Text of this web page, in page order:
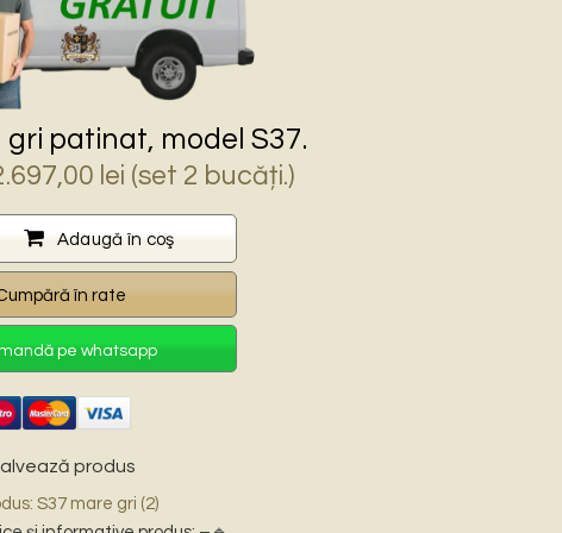
patinat, model S37.
lei.
leiPrețul
este:
2.697,00 lei.
(set 2 bucăți.)
Adaugă în coş
pe whatsapp
produs
S37 mare gri (2)